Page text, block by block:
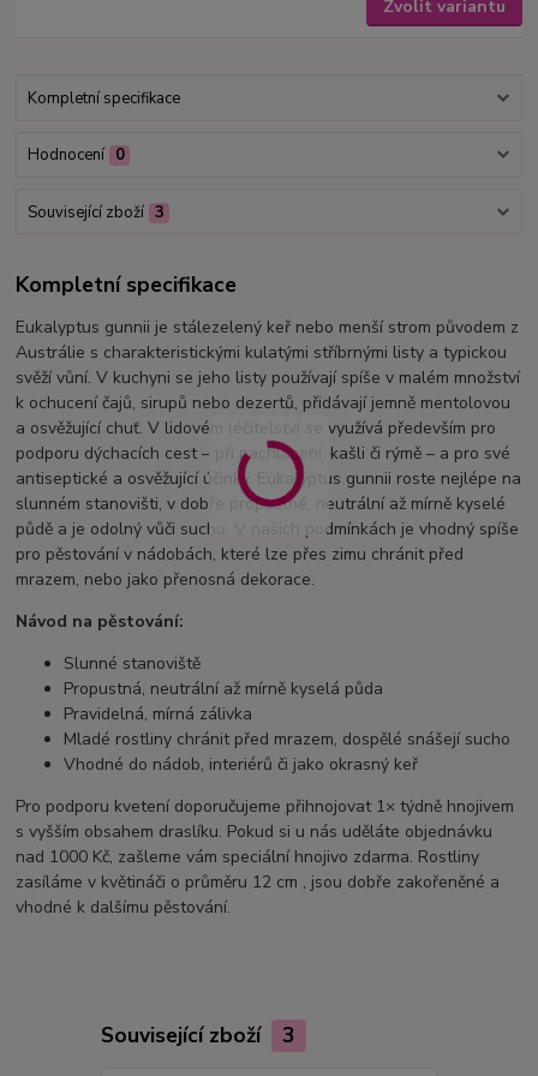
Zvolit variantu
Kompletní specifikace
Hodnocení 0
Související zboží 3
Kompletní specifikace
Eukalyptus gunnii je stálezelený keř nebo menší strom původem z
Austrálie s charakteristickými kulatými stříbrnými listy a typickou
svěží vůní. V kuchyni se jeho listy používají spíše v malém množství
k ochucení čajů, sirupů nebo dezertů, přidávají jemně mentolovou
a osvěžující chuť. V lidovém léčitelství se využívá především pro
podporu dýchacích cest – při nachlazení, kašli či rýmě – a pro své
antiseptické a osvěžující účinky. Eukalyptus gunnii roste nejlépe na
slunném stanovišti, v dobře propustné, neutrální až mírně kyselé
půdě a je odolný vůči suchu. V našich podmínkách je vhodný spíše
pro pěstování v nádobách, které lze přes zimu chránit před
mrazem, nebo jako přenosná dekorace.
Návod na pěstování:
Slunné stanoviště
Propustná, neutrální až mírně kyselá půda
Pravidelná, mírná zálivka
Mladé rostliny chránit před mrazem, dospělé snášejí sucho
Vhodné do nádob, interiérů či jako okrasný keř
Pro podporu kvetení doporučujeme přihnojovat 1× týdně hnojivem
s vyšším obsahem draslíku. Pokud si u nás uděláte objednávku
nad 1000 Kč, zašleme vám speciální hnojivo zdarma. Rostliny
zasíláme v květináči o průměru 12 cm , jsou dobře zakořeněné a
vhodné k dalšímu pěstování.
Související zboží 3